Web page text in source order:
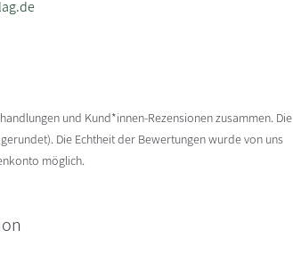
und Kund*innen-Rezensionen zusammen. Die
Die Echtheit der Bewertungen wurde von uns
möglich.